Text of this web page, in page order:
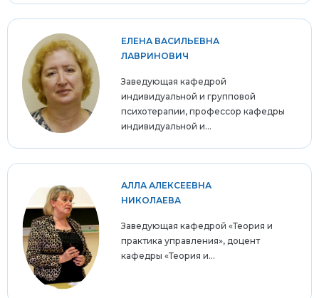
ЕЛЕНА ВАСИЛЬЕВНА
ЛАВРИНОВИЧ
Заведующая кафедрой
индивидуальной и групповой
психотерапии, профессор кафедры
индивидуальной и...
АЛЛА АЛЕКСЕЕВНА
НИКОЛАЕВА
Заведующая кафедрой «Теория и
практика управления», доцент
кафедры «Теория и...